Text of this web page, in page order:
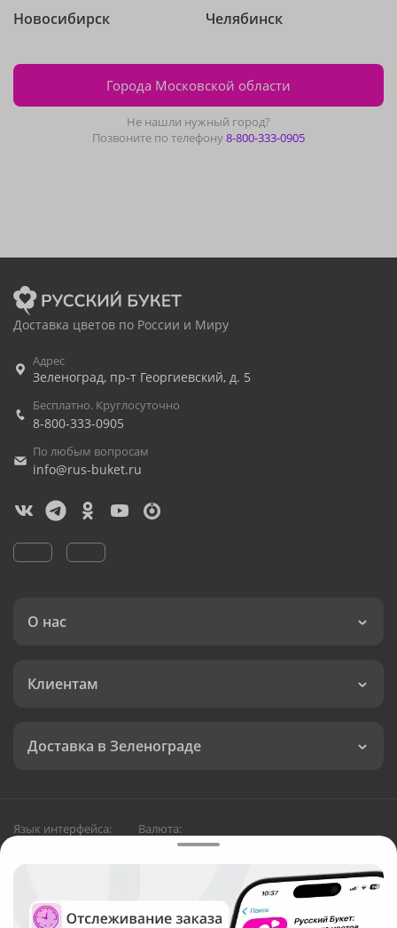
Новосибирск
Челябинск
Города Московской области
Не нашли нужный город?
Позвоните по телефону8-800-333-0905
Доставка цветов по России и Миру
Адрес
Зеленоград, пр-т Георгиевский, д. 5
Бесплатно. Круглосуточно
8-800-333-0905
По любым вопросам
info@rus-buket.ru
О нас
Клиентам
Доставка в Зеленограде
Язык интерфейса: Валюта:
Служба круглосуточной доставки цветов в